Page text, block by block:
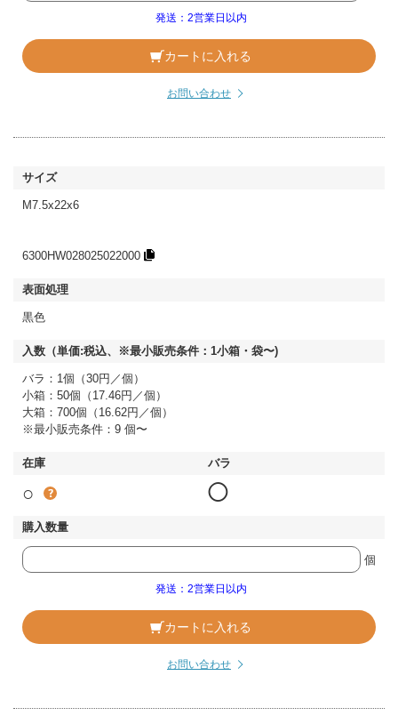
発送：2営業日以内
カートに入れる
お問い合わせ
M7.5x22x6
6300HW028025022000
黒色
バラ：1個（30円／個）
小箱：50個（17.46円／個）
大箱：700個（16.62円／個）
※最小販売条件：9 個〜
○ ◯
個
発送：2営業日以内
カートに入れる
お問い合わせ